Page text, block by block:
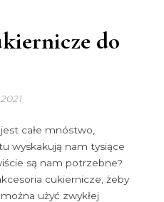
do
całe mnóstwo,
wyskakują nam tysiące
są nam potrzebne?
cukiernicze, żeby
użyć zwykłej